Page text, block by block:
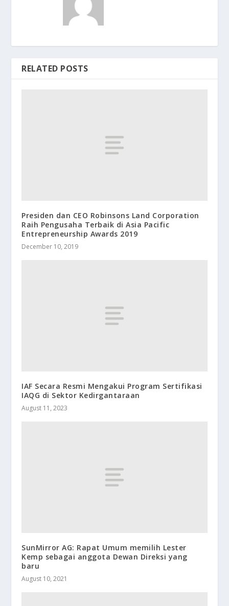
RELATED POSTS
Presiden dan CEO Robinsons Land Corporation
Raih Pengusaha Terbaik di Asia Pacific
Entrepreneurship Awards 2019
December 10, 2019
IAF Secara Resmi Mengakui Program Sertifikasi
IAQG di Sektor Kedirgantaraan
August 11, 2023
SunMirror AG: Rapat Umum memilih Lester
Kemp sebagai anggota Dewan Direksi yang
baru
August 10, 2021